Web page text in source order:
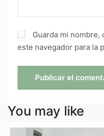
Guarda mi
este navegador para la
You may like